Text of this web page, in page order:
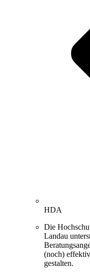
HDA
Die
Landau
(noch)
gestalten.